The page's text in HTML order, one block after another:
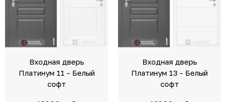
Входная дверь
Платинум 11 - Белый
софт
Входная дверь
Платинум 13 - Белый
софт